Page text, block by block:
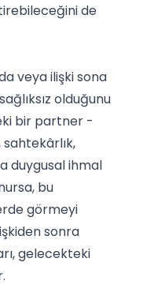
de
veya ilişki sona
olduğunu
bir partner -
sahtekârlık,
duygusal ihmal
bu
görmeyi
sonra
gelecekteki